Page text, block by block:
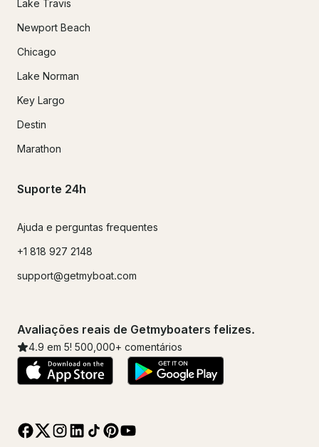
Lake Travis
Newport Beach
Chicago
Lake Norman
Key Largo
Destin
Marathon
Suporte 24h
Ajuda e perguntas frequentes
+1 818 927 2148
support@getmyboat.com
Avaliações reais de Getmyboaters felizes.
4.9 em 5! 500,000+ comentários